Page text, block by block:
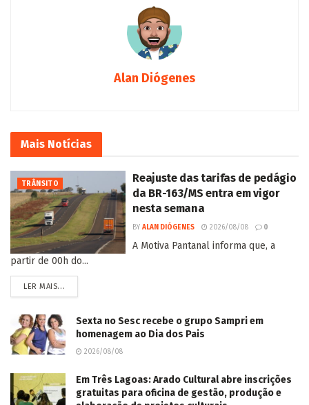
Alan Diógenes
Mais Notícias
TRÂNSITO
Reajuste das tarifas de pedágio
da BR-163/MS entra em vigor
nesta semana
BY ALAN DIÓGENES 2026/08/08 0
A Motiva Pantanal informa que, a
partir de 00h do...
LER MAIS...
Sexta no Sesc recebe o grupo Sampri em
homenagem ao Dia dos Pais
2026/08/08
Em Três Lagoas: Arado Cultural abre inscrições
gratuitas para oficina de gestão, produção e